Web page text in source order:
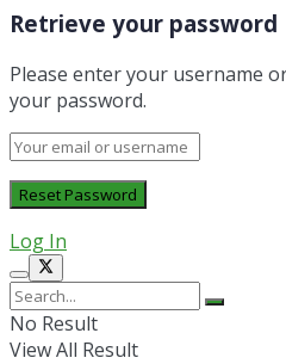
Retrieve your password
Please enter your username
your password.
Log In
No Result
View All Result